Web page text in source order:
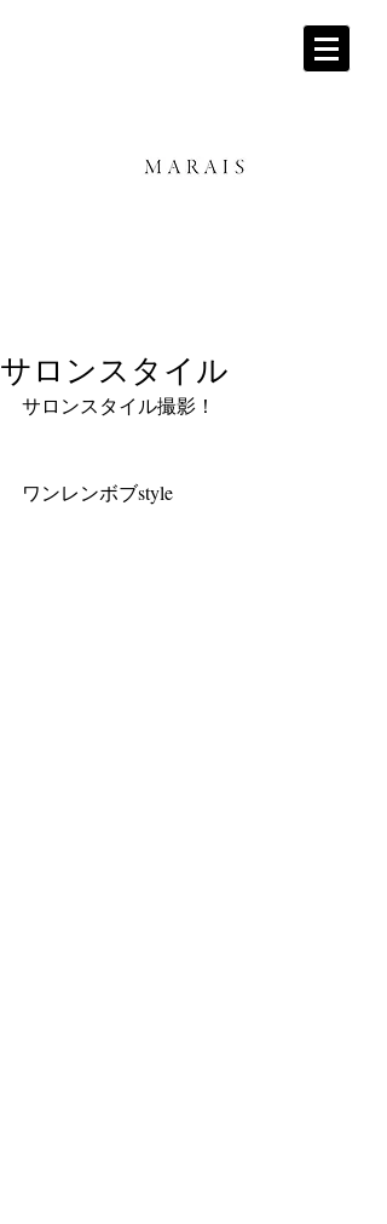
サロンスタイル
サロンスタイル撮影！
ワンレンボブstyle